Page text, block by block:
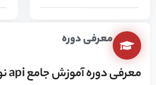
معرفی دوره
معرفی دوره آموزش جامع api نویسی با PHP